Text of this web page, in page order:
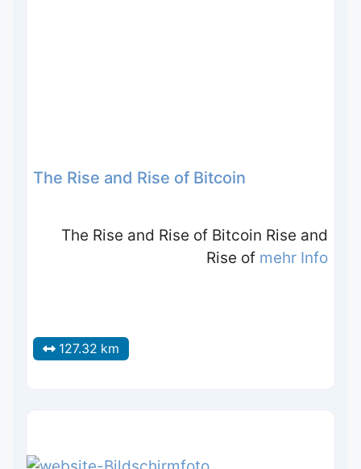
The Rise and Rise of Bitcoin
The Rise and Rise of Bitcoin Rise and
Rise of mehr Info
127.32 km